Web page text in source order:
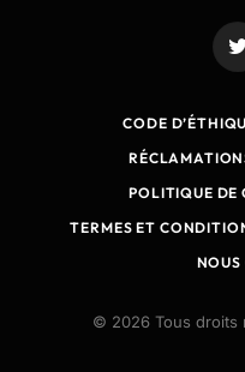
CODE
POLITIQUE DE
TERMES ET
NOUS
© 2026 Tous droits